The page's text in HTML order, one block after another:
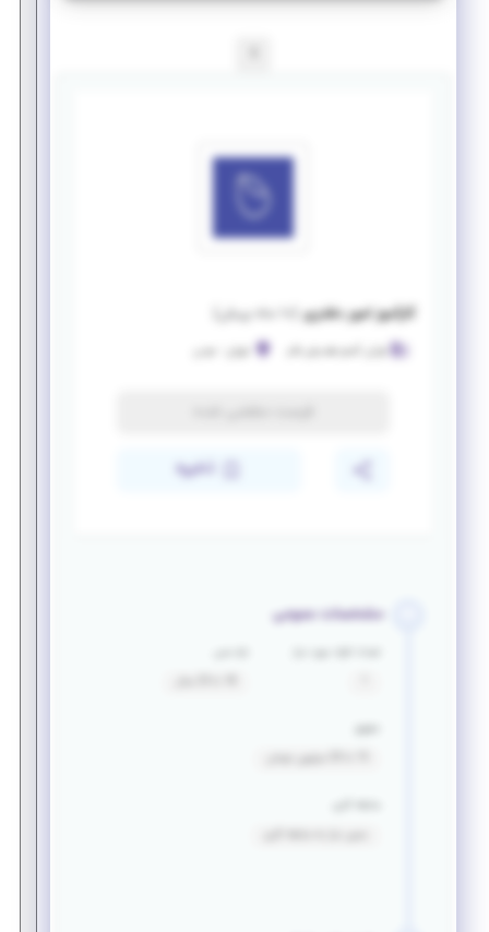
کارآموز امور دفتری
ذخیره
مشخصات عمومی